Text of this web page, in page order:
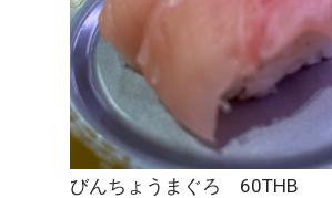
びんちょうまぐろ 60THB